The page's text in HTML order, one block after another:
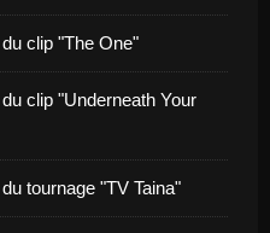
clip "The One"
clip "Underneath Your
tournage "TV Taina"